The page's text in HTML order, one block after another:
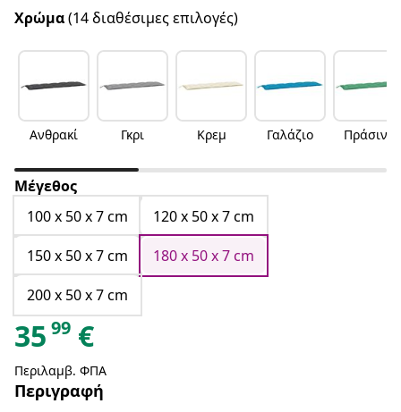
Χρώμα(14 διαθέσιμες επιλογές)
Ανθρακί Γκρι Κρεμ Γαλάζιο Πράσινο
Μέγεθος
100 x 50 x 7 cm
120 x 50 x 7 cm
150 x 50 x 7 cm
180 x 50 x 7 cm
200 x 50 x 7 cm
35 99 €
Περιλαμβ. ΦΠΑ
Περιγραφή